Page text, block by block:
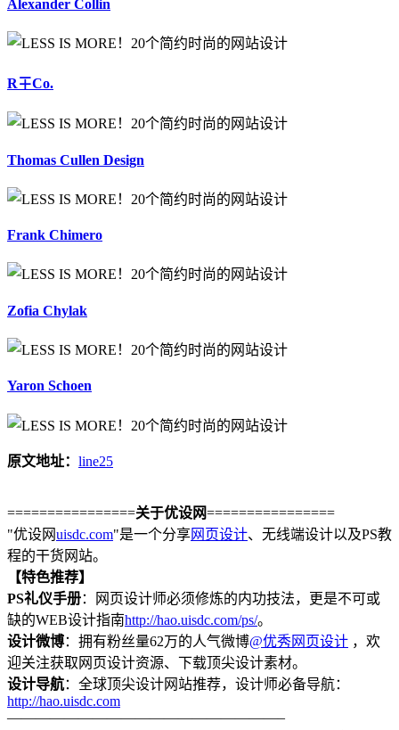
Alexander Collin
R∓Co.
Thomas Cullen Design
Frank Chimero
Zofia Chylak
Yaron Schoen
原文地址： line25
================关于优设网================
"优设网uisdc.com"是一个分享网页设计、无线端设计以及PS教
程的干货网站。
【特色推荐】
PS礼仪手册：网页设计师必须修炼的内功技法，更是不可或
缺的WEB设计指南http://hao.uisdc.com/ps/。
设计微博：拥有粉丝量62万的人气微博@优秀网页设计 ，欢
迎关注获取网页设计资源、下载顶尖设计素材。
设计导航：全球顶尖设计网站推荐，设计师必备导航：
http://hao.uisdc.com
———————————————————–